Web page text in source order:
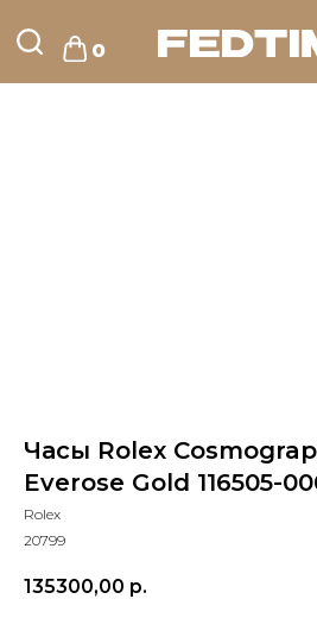
0
Часы Rolex
Everose Gold 116505-
Rolex
20799
135300,00 р.